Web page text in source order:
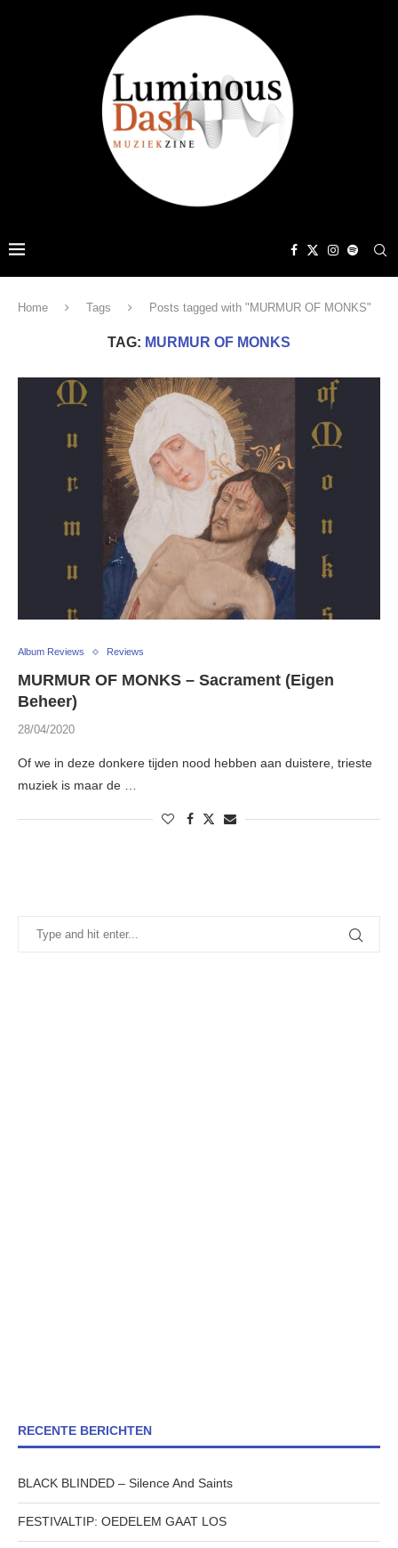
Home Tags Posts tagged with "MURMUR OF MONKS"
TAG: MURMUR OF MONKS
Album Reviews Reviews
MURMUR OF MONKS – Sacrament (Eigen
Beheer)
28/04/2020
Of we in deze donkere tijden nood hebben aan duistere, trieste
muziek is maar de …
RECENTE BERICHTEN
BLACK BLINDED – Silence And Saints
FESTIVALTIP: OEDELEM GAAT LOS